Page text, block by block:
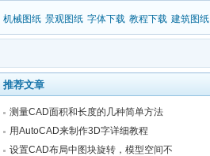
设计杂谈
机械图纸 景观图纸 字体下载 教程下载 建筑图纸
推荐文章
测量CAD面积和长度的几种简单方法
用AutoCAD来制作3D字详细教程
设置CAD布局中图块旋转，模型空间不